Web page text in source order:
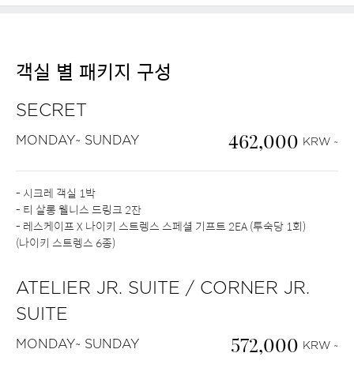
객실 별 패키지 구성
SECRET
MONDAY~ SUNDAY 462,000 KRW ~
- 시크레 객실 1박
- 티 살롱 웰니스 드링크 2잔
- 레스케이프 X 나이키 스트렝스 스페셜 기프트 2EA (투숙당 1회)
(나이키 스트렝스 6종)
ATELIER JR. SUITE / CORNER JR.
SUITE
MONDAY~ SUNDAY 572,000 KRW ~